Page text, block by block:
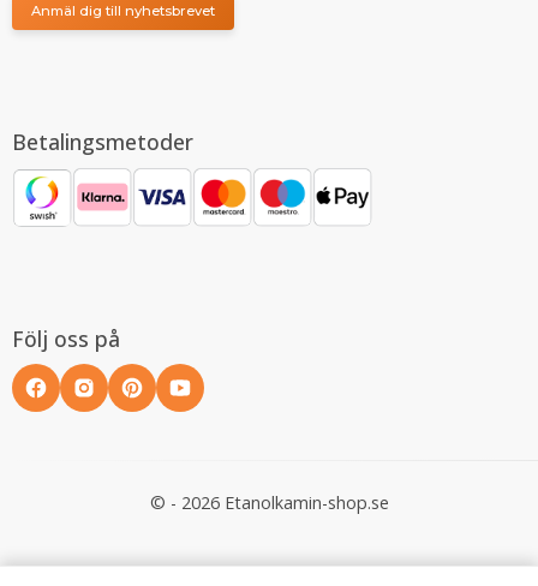
Anmäl dig till nyhetsbrevet
Betalingsmetoder
Följ oss på
© - 2026 Etanolkamin-shop.se